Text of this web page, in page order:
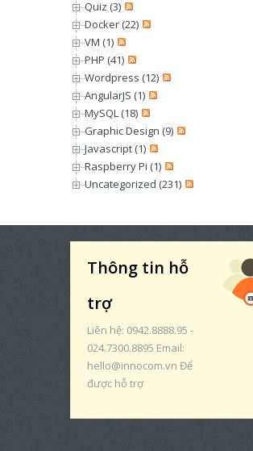
Quiz (3)
Docker (22)
VM (1)
PHP (41)
Wordpress (12)
AngularJS (1)
MySQL (18)
Graphic Design (9)
Javascript (1)
Raspberry Pi (1)
Uncategorized (231)
Thông tin hỗ
trợ
Liên hệ: 0942.8888.95 -
024.7300.8895 Email:
hello@innocom.vn Để
được hỗ trợ